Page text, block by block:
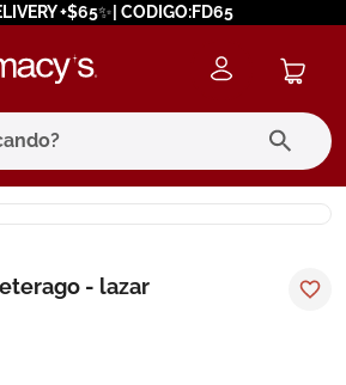
+$65✨| CODIGO:FD65
- lazar
buscados